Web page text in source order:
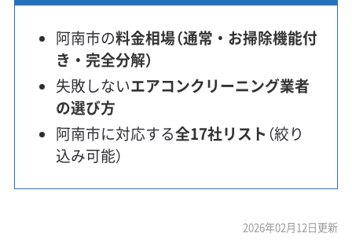
阿南市の料金相場（通常・お掃除機能付
き・完全分解）
失敗しないエアコンクリーニング業者
の選び方
阿南市に対応する全17社リスト （絞り
込み可能）
2026年02月12日更新